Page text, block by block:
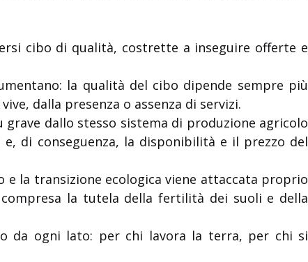
cibo di qualità, costrette a inseguire offerte e
la qualità del cibo dipende sempre più
dalla presenza o assenza di servizi.
grave dallo stesso sistema di produzione agricolo
di conseguenza, la disponibilità e il prezzo del
e la transizione ecologica viene attaccata proprio
la tutela della fertilità dei suoli e della
da ogni lato: per chi lavora la terra, per chi si